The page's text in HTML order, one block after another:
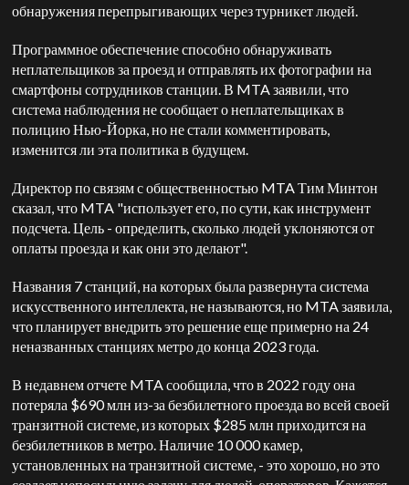
обнаружения перепрыгивающих через турникет людей.
Программное обеспечение способно обнаруживать
неплательщиков за проезд и отправлять их фотографии на
смартфоны сотрудников станции. В MTA заявили, что
система наблюдения не сообщает о неплательщиках в
полицию Нью-Йорка, но не стали комментировать,
изменится ли эта политика в будущем.
Директор по связям с общественностью MTA Тим Минтон
сказал, что MTA "использует его, по сути, как инструмент
подсчета. Цель - определить, сколько людей уклоняются от
оплаты проезда и как они это делают".
Названия 7 станций, на которых была развернута система
искусственного интеллекта, не называются, но MTA заявила,
что планирует внедрить это решение еще примерно на 24
неназванных станциях метро до конца 2023 года.
В недавнем отчете MTA сообщила, что в 2022 году она
потеряла $690 млн из-за безбилетного проезда во всей своей
транзитной системе, из которых $285 млн приходится на
безбилетников в метро. Наличие 10 000 камер,
установленных на транзитной системе, - это хорошо, но это